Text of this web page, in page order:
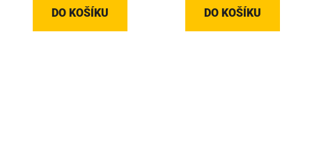
DO KOŠÍKU DO KOŠÍKU